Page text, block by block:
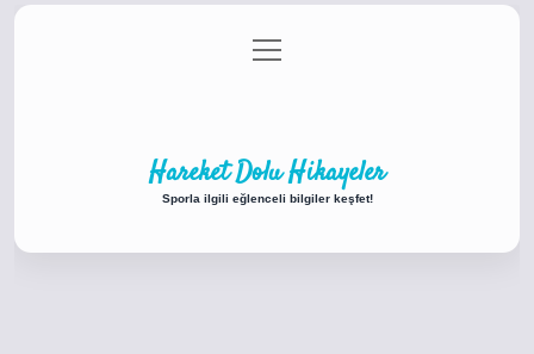
Gizlilik Politikası
menüyü
aç
Hareket Dolu Hikayeler
Sporla ilgili eğlenceli bilgiler keşfet!